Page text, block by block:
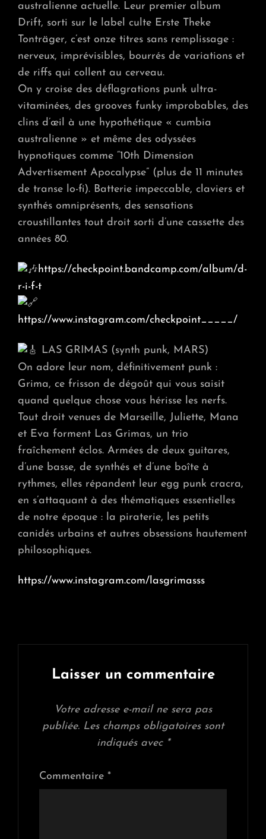
australienne actuelle. Leur premier album
Drift, sorti sur le label culte Erste Theke
Tonträger, c’est onze titres sans remplissage :
nerveux, imprévisibles, bourrés de variations et
de riffs qui collent au cerveau.
On y croise des déflagrations punk ultra-
vitaminées, des grooves funky improbables, des
clins d’œil à une hypothétique « cumbia
australienne » et même des odyssées
hypnotiques comme “10th Dimension
Advertisement Apocalypse” (plus de 11 minutes
de transe lo-fi). Batterie impeccable, claviers et
synthés omniprésents, des sensations
croustillantes tout droit sorti d’une cassette des
années 80.
https://checkpoint.bandcamp.com/album/d-
r-i-f-t
https://www.instagram.com/checkpoint_____/
LAS GRIMAS (synth punk, MARS)
On adore leur nom, définitivement punk :
Grima, ce frisson de dégoût qui vous saisit
quand quelque chose vous hérisse les nerfs.
Tout droit venues de Marseille, Juliette, Mana
et Eva forment Las Grimas, un trio
fraîchement éclos. Armées de deux guitares,
d’une basse, de synthés et d’une boîte à
rythmes, elles répandent leur egg punk cracra,
en s’attaquant à des thématiques essentielles
de notre époque : la piraterie, les petits
canidés urbains et autres obsessions hautement
philosophiques.
https://www.instagram.com/lasgrimasss
Laisser un commentaire
Votre adresse e-mail ne sera pas
publiée. Les champs obligatoires sont
indiqués avec *
Commentaire *